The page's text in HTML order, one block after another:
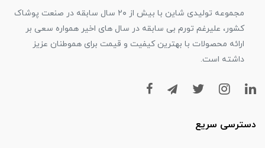
مجموعه تولیدی شاین با بیش از ۲۰ سال سابقه در صنعت پوشاک
کشور، علیرغم تورم بی سابقه در سال های اخیر همواره سعی بر
ارائه محصولات با بهترین کیفیت و قیمت برای هموطنان عزیز
داشته است.
دسترسی سریع